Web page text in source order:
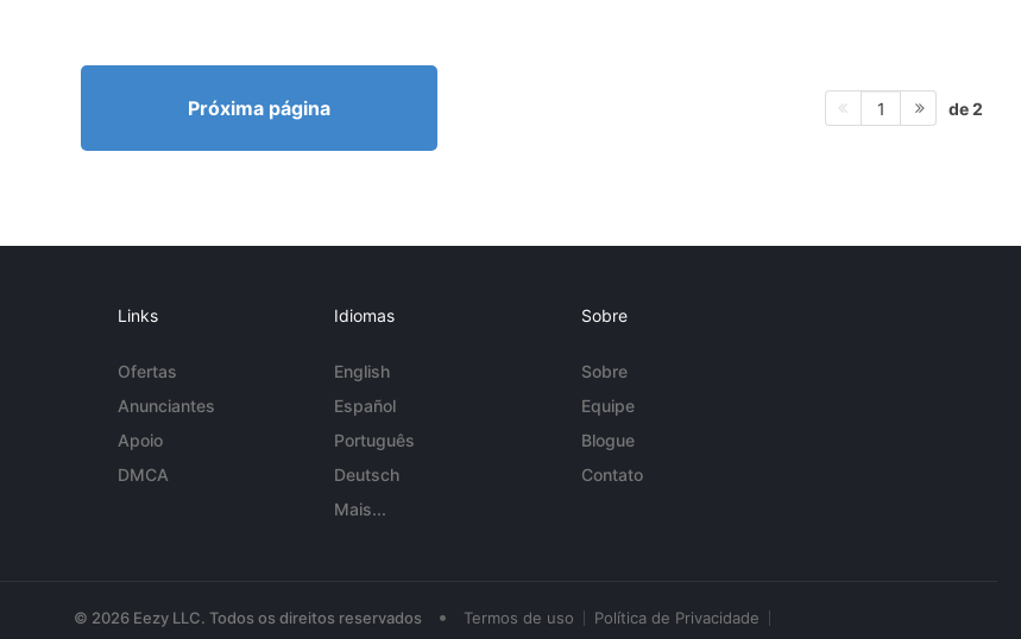
Próxima página 1 de 2
Links
Ofertas
Anunciantes
Apoio
DMCA
Idiomas
English
Español
Português
Deutsch
Mais...
Sobre
Sobre
Equipe
Blogue
Contato
© 2026 Eezy LLC. Todos os direitos reservados • Termos de uso Política de Privacidade